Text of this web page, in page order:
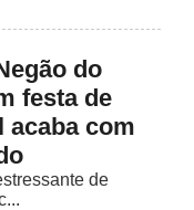
do
festa de
acaba com
de